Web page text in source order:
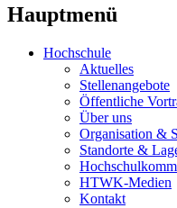
Hauptmenü
Hochschule
Aktuelles
Stellenangebote
Öffentliche
Über uns
Organisation &
Standorte &
HTWK-Medien
Kontakt